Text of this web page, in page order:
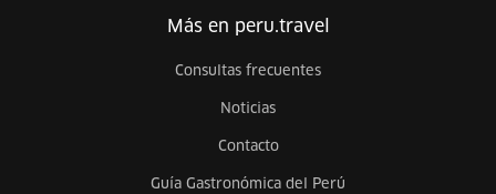
Más en peru.travel
Consultas frecuentes
Noticias
Contacto
Guía Gastronómica del Perú